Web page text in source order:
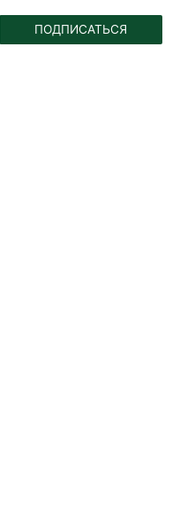
ПОДПИСАТЬСЯ